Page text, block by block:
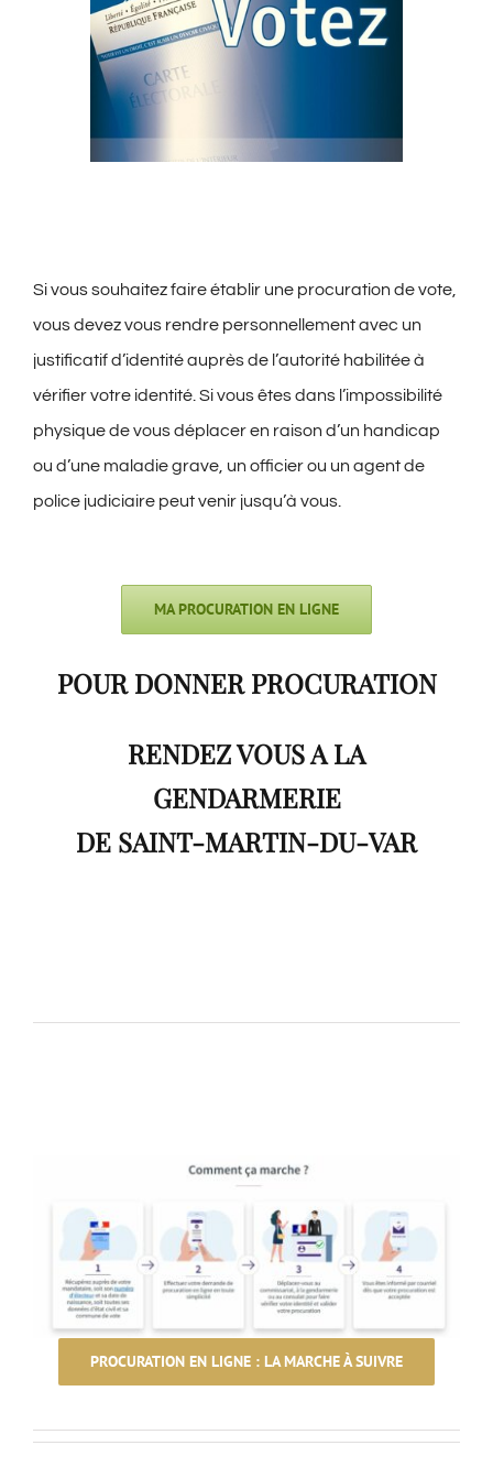
Si vous souhaitez faire établir une procuration de vote,
vous devez vous rendre personnellement avec un
justificatif d’identité auprès de l’autorité habilitée à
vérifier votre identité. Si vous êtes dans l’impossibilité
physique de vous déplacer en raison d’un handicap
ou d’une maladie grave, un officier ou un agent de
police judiciaire peut venir jusqu’à vous.
MA PROCURATION EN LIGNE
POUR DONNER PROCURATION
RENDEZ VOUS A LA
GENDARMERIE
DE SAINT-MARTIN-DU-VAR
PROCURATION EN LIGNE : LA MARCHE À SUIVRE